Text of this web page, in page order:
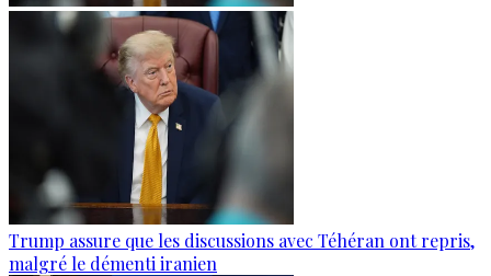
Trump assure que les discussions avec Téhéran ont repris,
malgré le démenti iranien